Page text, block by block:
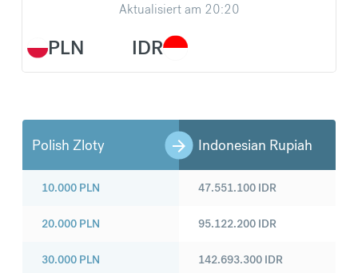
PLN
Aktualisiert am 20:20
IDR
Polish Zloty Indonesian Rupiah
10.000 PLN
20.000 PLN
30.000 PLN
47.551.100 IDR
95.122.200 IDR
142.693.300 IDR